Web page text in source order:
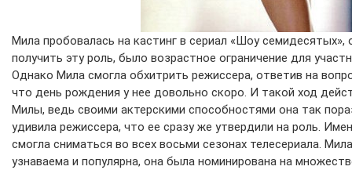
Мила пробовалась на кастинг в сериал «Шоу
получить эту роль, было возрастное ограничение для
Однако Мила смогла обхитрить режиссера, ответив на
что день рождения у нее довольно скоро. И такой ход
Милы, ведь своими актерскими способностями она так
удивила режиссера, что ее сразу же утвердили на роль.
смогла сниматься во всех восьми сезонах телесериала.
узнаваема и популярна, она была номинирована на